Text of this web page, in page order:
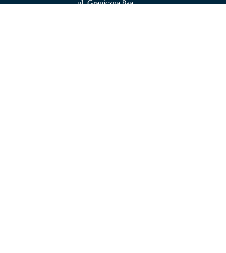
ul. Graniczna 8aa,